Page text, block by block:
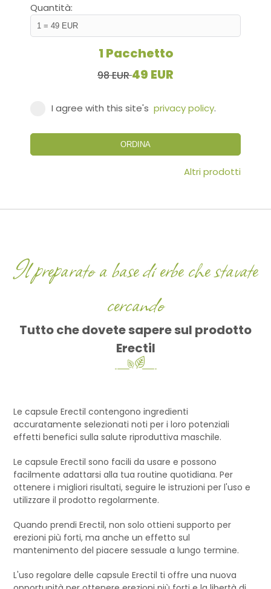
Quantità:
1 Pacchetto
98 EUR49 EUR
I agree with this site's privacy policy.
ORDINA
Altri prodotti
Il preparato a base di erbe che stavate
cercando
Tutto che dovete sapere sul prodotto
Erectil
Le capsule Erectil contengono ingredienti
accuratamente selezionati noti per i loro potenziali
effetti benefici sulla salute riproduttiva maschile.
Le capsule Erectil sono facili da usare e possono
facilmente adattarsi alla tua routine quotidiana. Per
ottenere i migliori risultati, seguire le istruzioni per l'uso e
utilizzare il prodotto regolarmente.
Quando prendi Erectil, non solo ottieni supporto per
erezioni più forti, ma anche un effetto sul
mantenimento del piacere sessuale a lungo termine.
L'uso regolare delle capsule Erectil ti offre una nuova